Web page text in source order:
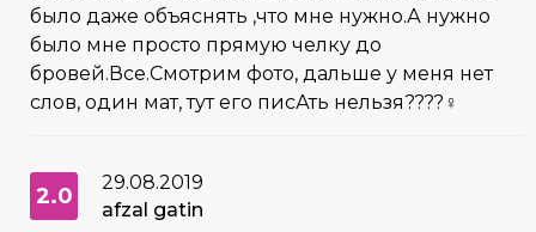
было даже объяснять ,что мне нужно.А нужно
было мне просто прямую челку до
бровей.Все.Смотрим фото, дальше у меня нет
слов, один мат, тут его писАть нельзя????‍♀️
2.0
29.08.2019
afzal gatin